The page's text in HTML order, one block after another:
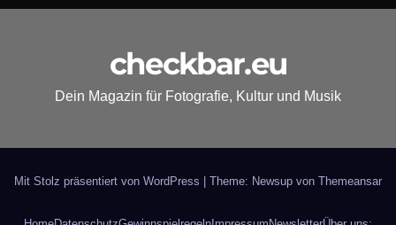
checkbar.eu
Dein Magazin für Fotografie, Kultur und Musik
Mit Stolz präsentiert von WordPress Theme: Newsup von Themeansar